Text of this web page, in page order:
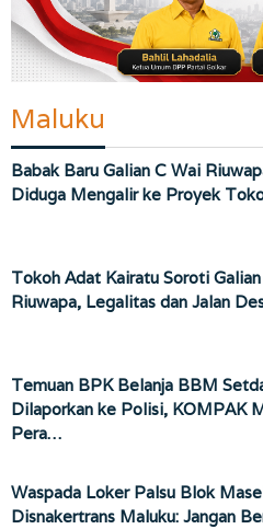
Maluku
Babak Baru Galian C Wai
Diduga Mengalir ke Proyek
Tokoh Adat Kairatu Soroti
Riuwapa, Legalitas dan Jalan
Temuan BPK Belanja BBM
Dilaporkan ke Polisi, KOMPAK
Pera…
Waspada Loker Palsu Blok
Disnakertrans Maluku: Jangan